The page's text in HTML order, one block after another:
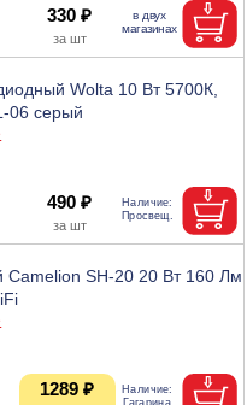
330 ₽
Wolta 10 Вт 5700К,
06 серый
490 ₽
Camelion SH-20 20 Вт 160 Лм
1289 ₽